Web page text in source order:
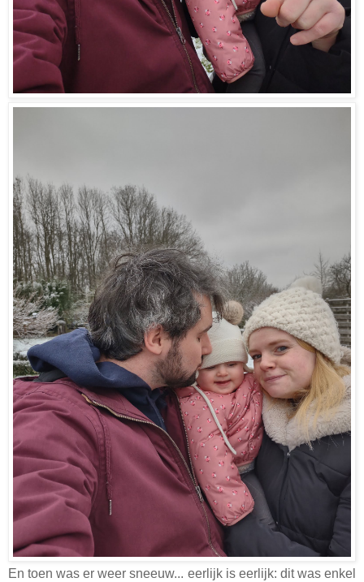
En toen was er weer sneeuw... eerlijk is eerlijk: dit was enkel